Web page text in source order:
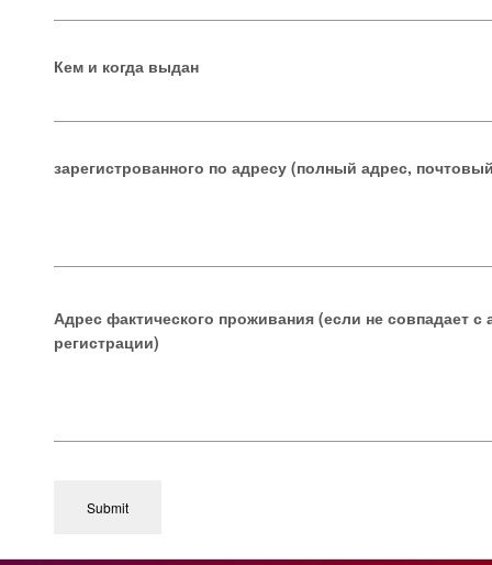
Кем и когда выдан
зарегистрованного по адресу (полный адрес,
Адрес фактического проживания (если не совпадает с
регистрации)
Submit